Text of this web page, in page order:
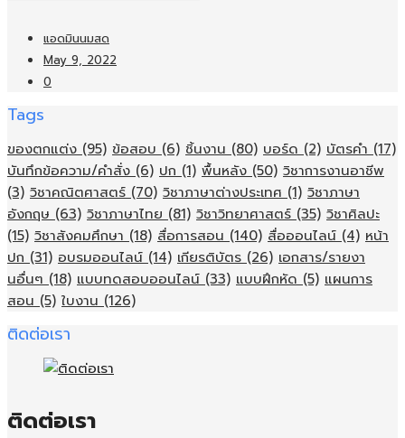
แอดมินนมสด
May 9, 2022
0
Tags
ของตกแต่ง (95) ข้อสอบ (6) ชิ้นงาน (80) บอร์ด (2) บัตรคำ (17)
บันทึกข้อความ/คำสั่ง (6) ปก (1) พื้นหลัง (50) วิชาการงานอาชีพ
(3) วิชาคณิตศาสตร์ (70) วิชาภาษาต่างประเทศ (1) วิชาภาษา
อังกฤษ (63) วิชาภาษาไทย (81) วิชาวิทยาศาสตร์ (35) วิชาศิลปะ
(15) วิชาสังคมศึกษา (18) สื่อการสอน (140) สื่อออนไลน์ (4) หน้า
ปก (31) อบรมออนไลน์ (14) เกียรติบัตร (26) เอกสาร/รายงา
นอื่นๆ (18) แบบทดสอบออนไลน์ (33) แบบฝึกหัด (5) แผนการ
สอน (5) ใบงาน (126)
ติดต่อเรา
ติดต่อเรา